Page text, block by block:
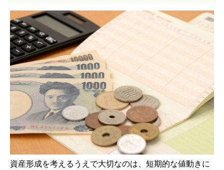
資産形成を考えるうえで大切なのは、短期的な値動きに